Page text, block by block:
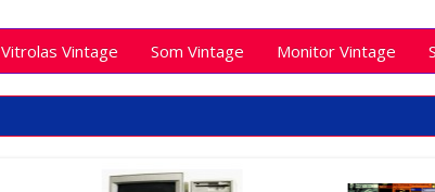
Vitrolas Vintage Som Vintage Monitor Vintage